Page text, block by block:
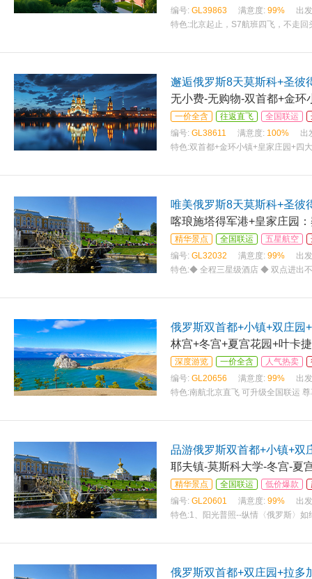
编号: GL39863 满意度: 99%
出
特色:北京起止，S7航班四飞，不走
邂逅俄罗斯8天莫斯科+圣彼
一价全含 往返直飞 全国联运
编号: GL38611 满意度: 100%
出
特色:双首都+金‮小环‬镇+皇‮庄家‬园+四大宫 一价‮含全‬纯玩 无自费‮小无‬费无购物 五星‮空航‬海南‮空航‬，赠‮
唯美俄罗斯8天莫斯科+圣彼
喀琅施塔得军港+皇家庄园
精华景点 全国联运 五星航空
编号: GL32032 满意度: 99%
出
特色:◆ 全程三星级酒店 ◆ 双点进出
俄罗斯双首都+小镇+双庄园
林宫+冬宫+夏宫花园+叶卡
深度游览 一价全含 人气热卖
编号: GL20656 满意度: 99%
出
特色:南航北京直飞 可升级全国联运
品游俄罗斯双首都+小镇+双
耶夫镇-莫斯科大学-冬宫-夏
精华景点 全国联运 低价爆款
编号: GL20601 满意度: 99%
出
特色:1、阳光普照--纵情〈俄罗斯〉
俄罗斯双首都+双庄园+拉多